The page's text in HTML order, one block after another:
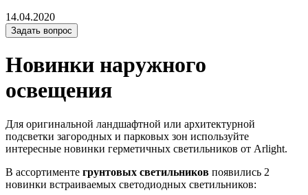
14.04.2020
Задать вопрос
Новинки наружного
освещения
Для оригинальной ландшафтной или архитектурной
подсветки загородных и парковых зон используйте
интересные новинки герметичных светильников от Arlight.
В ассортименте грунтовых светильников появились 2
новинки встраиваемых светодиодных светильников: